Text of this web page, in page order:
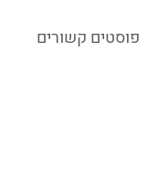
פוסטים קשורים